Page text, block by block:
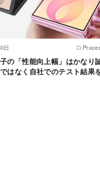
日
の「性能向上幅」はかなり
はなく自社でのテスト結果